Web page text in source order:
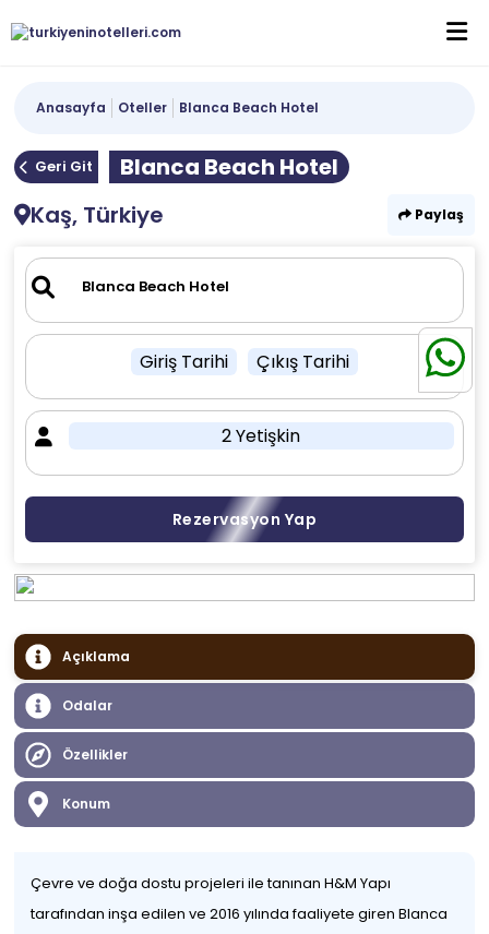
Anasayfa Oteller Blanca Beach Hotel
Geri Git
Blanca Beach Hotel
Kaş, Türkiye
Paylaş
Giriş Tarihi Çıkış Tarihi
2 Yetişkin
Rezervasyon Yap
Açıklama
Odalar
Özellikler
Konum
Çevre ve doğa dostu projeleri ile tanınan H&M Yapı
tarafından inşa edilen ve 2016 yılında faaliyete giren Blanca